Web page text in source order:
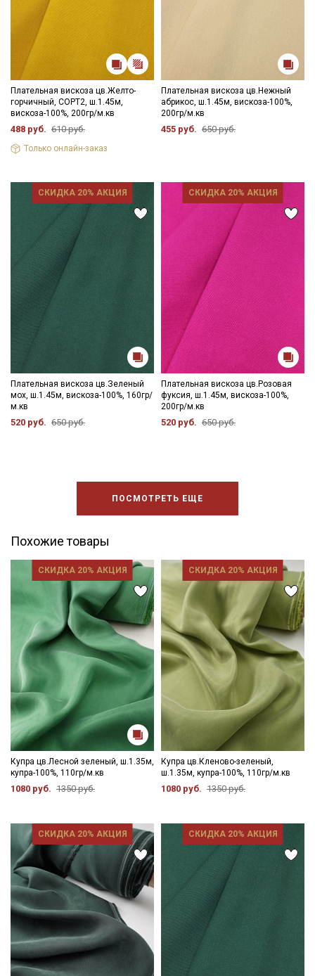
Плательная вискоза цв.Желто-
горчичный, СОРТ2, ш.1.45м,
вискоза-100%, 200гр/м.кв
488 руб. 610 руб.
Только онлайн-заказ
Плательная вискоза цв.Нежный
абрикос, ш.1.45м, вискоза-100%,
200гр/м.кв
455 руб. 650 руб.
СКИДКА 20% АКЦИЯ
Плательная вискоза цв.Зеленый
мох, ш.1.45м, вискоза-100%, 160гр/
м.кв
520 руб. 650 руб.
СКИДКА 20% АКЦИЯ
Плательная вискоза цв.Розовая
фуксия, ш.1.45м, вискоза-100%,
200гр/м.кв
520 руб. 650 руб.
ПОСМОТРЕТЬ ЕЩЕ
Похожие товары
СКИДКА 20% АКЦИЯ
Купра цв.Лесной зеленый, ш.1.35м,
купра-100%, 110гр/м.кв
1080 руб. 1350 руб.
СКИДКА 20% АКЦИЯ
Купра цв.Кленово-зеленый,
ш.1.35м, купра-100%, 110гр/м.кв
1080 руб. 1350 руб.
СКИДКА 20% АКЦИЯ СКИДКА 20% АКЦИЯ